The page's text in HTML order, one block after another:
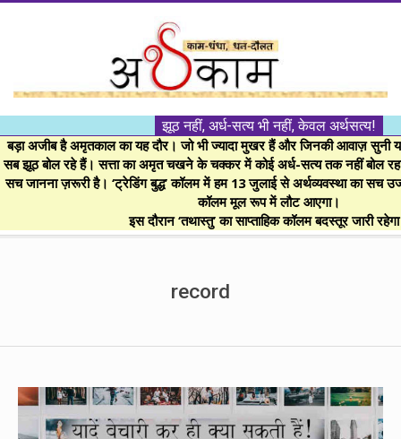
।।
अर्थकाम।।
BE
FINANCIALLY
झूठ नहीं, अर्ध-सत्य भी नहीं, केवल अर्थसत्य!
बड़ा अजीब है अमृतकाल का यह दौर। जो भी ज्यादा मुखर हैं और जिनकी आवाज़ सुनी
सब झूठ बोल रहे हैं। सत्ता का अमृत चखने के चक्कर में कोई अर्ध-सत्य तक नहीं बोल
सच जानना ज़रूरी है। ‘ट्रेडिंग बुद्ध’ कॉलम में हम 13 जुलाई से अर्थव्यवस्था का सच
कॉलम मूल रूप में लौट आएगा।
इस दौरान ‘तथास्तु’ का साप्ताहिक कॉलम बदस्तूर जारी
record